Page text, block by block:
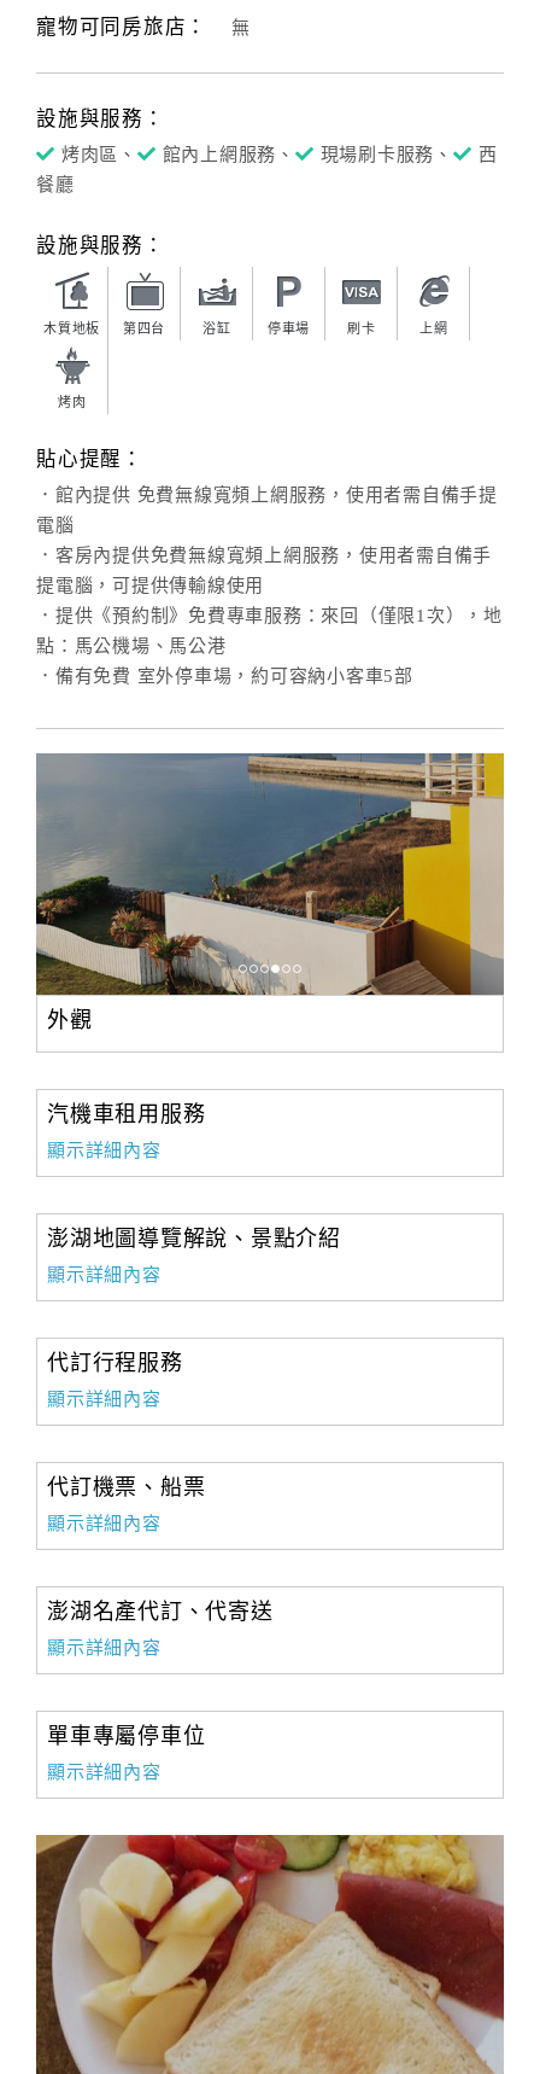
寵物可同房旅店： 無
設施與服務：
烤肉區、 館內上網服務、 現場刷卡服務、
西
餐廳
設施與服務：
木質地板 第四台 浴缸 停車場 刷卡 上網
烤肉
貼心提醒：
．館內提供 免費無線寬頻上網服務，使用者需自備手提
電腦
．客房內提供免費無線寬頻上網服務，使用者需自備手
提電腦，可提供傳輸線使用
．提供《預約制》免費專車服務：來回（僅限1次），地
點：馬公機場、馬公港
．備有免費 室外停車場，約可容納小客車5部
外觀
汽機車租用服務
顯示詳細內容
澎湖地圖導覽解說、景點介紹
顯示詳細內容
代訂行程服務
顯示詳細內容
代訂機票、船票
顯示詳細內容
澎湖名產代訂、代寄送
顯示詳細內容
單車專屬停車位
顯示詳細內容